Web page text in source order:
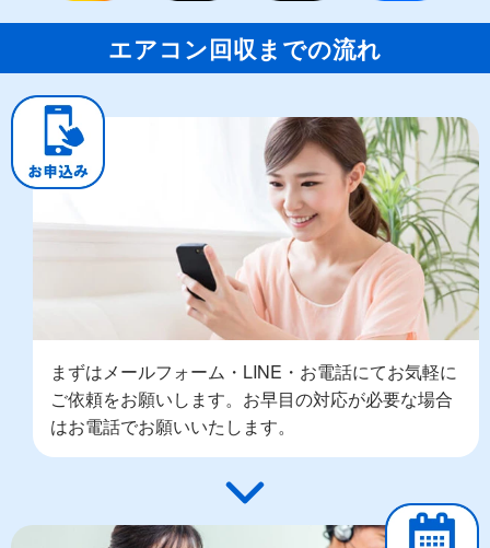
エアコン回収までの流れ
まずはメールフォーム・LINE・お電話にてお気軽に
ご依頼をお願いします。お早目の対応が必要な場合
はお電話でお願いいたします。